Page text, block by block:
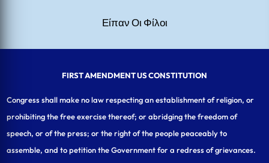
Είπαν Οι Φίλοι
FIRST AMENDMENT US CONSTITUTION
Congress shall make no law respecting an establishment of religion, or
prohibiting the free exercise thereof; or abridging the freedom of
speech, or of the press; or the right of the people peaceably to
assemble, and to petition the Government for a redress of grievances.